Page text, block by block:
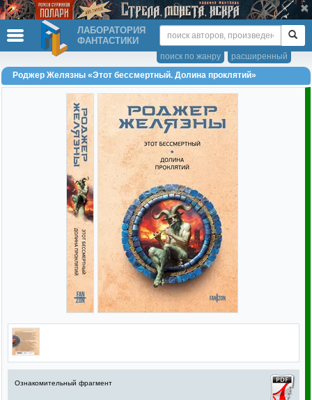
ЛАБОРАТОРИЯ
ФАНТАСТИКИ
расширенный
поиск по жанру
Роджер Желязны «Этот бессмертный. Долина проклятий»
Ознакомительный фрагмент